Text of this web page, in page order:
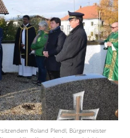
Roland Plendl, Bürgermeister